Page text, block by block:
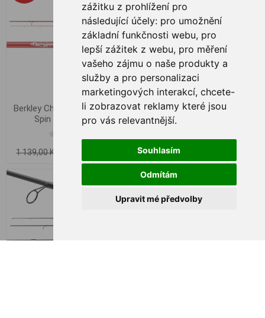
zážitku z prohlížení pro
následující účely: pro umožnění
základní funkčnosti webu, pro
lepší zážitek z webu, pro měření
vašeho zájmu o naše produkty a
služby a pro personalizaci
marketingových interakcí, chcete-
li zobrazovat reklamy které jsou
pro vás relevantnější.
Souhlasím
Odmítám
Upravit mé předvolby
Berkley Cherrywood Original
Spin 2.40m 7-28g
1 139,00 Kč
Berkley Cherrywood Spezi
Trout Spin 2.40m 7-28g
999,00 Kč